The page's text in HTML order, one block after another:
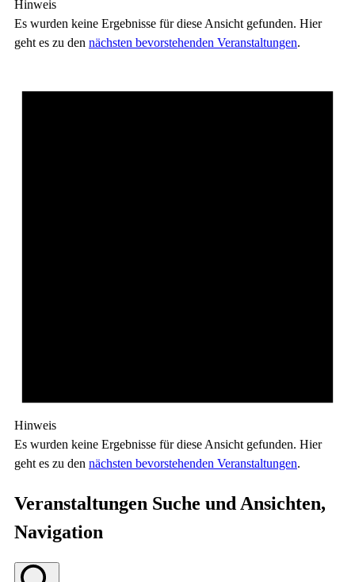
Hinweis
Es wurden keine Ergebnisse für diese Ansicht gefunden. Hier
geht es zu den nächsten bevorstehenden Veranstaltungen.
Hinweis
Es wurden keine Ergebnisse für diese Ansicht gefunden. Hier
geht es zu den nächsten bevorstehenden Veranstaltungen.
Veranstaltungen Suche und Ansichten,
Navigation